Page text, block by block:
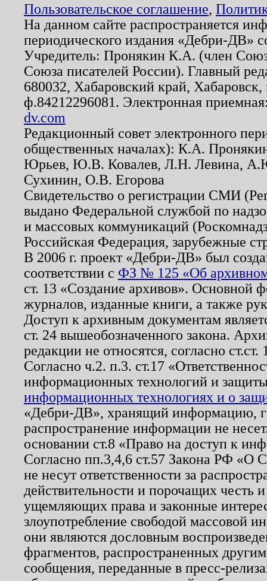
Пользовательское соглашение,
На данном сайте распространяется
периодического издания «Дебри-ДВ»
Учредитель: Пронякин К.А. (член
Союза писателей России). Главный
680032, Хабаровский край,
ф.84212296081. Электронная
dv.com
Редакционный совет электронного
общественных началах): К.А.
Юрьев, Ю.В. Ковалев, Л.Н. Левина,
Сухинин, О.В. Егорова
Свидетельство о регистрации СМИ
выдано Федеральной службой по
и массовых коммуникаций
Российская Федерация, зарубежные
В 2006 г. проект «Дебри-ДВ» был
соответствии с ФЗ № 125 «Об
ст. 13 «Создание архивов». Основной
журналов, изданные книги, а также
Доступ к архивным документам
ст. 24 вышеобозначенного закона.
редакции не относятся, согласно
Согласно ч.2. п.3. ст.17
информационных технологий и
информационных технологиях и о
«Дебри-ДВ», хранящий информацию,
распространение информации не
основании ст.8 «Право на доступ к
Согласно пп.3,4,6 ст.57 Закона РФ «О
не несут ответственности за
действительности и порочащих честь
ущемляющих права и законные
злоупотребление свободой массовой
они являются дословным
фрагментов, распространенных
сообщения, переданные в пресс-